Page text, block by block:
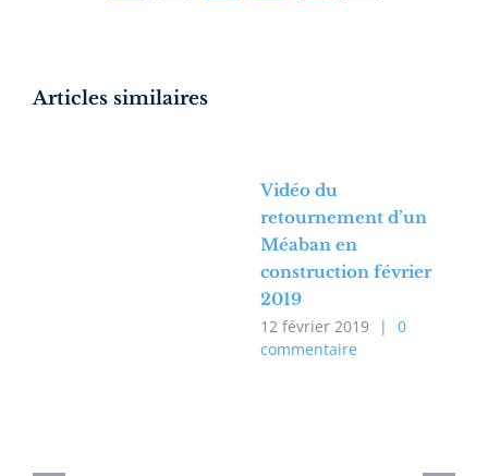
Articles similaires
Vidéo du
retournement d’un
Méaban en
construction février
2019
12 février 2019
|
0
commentaire